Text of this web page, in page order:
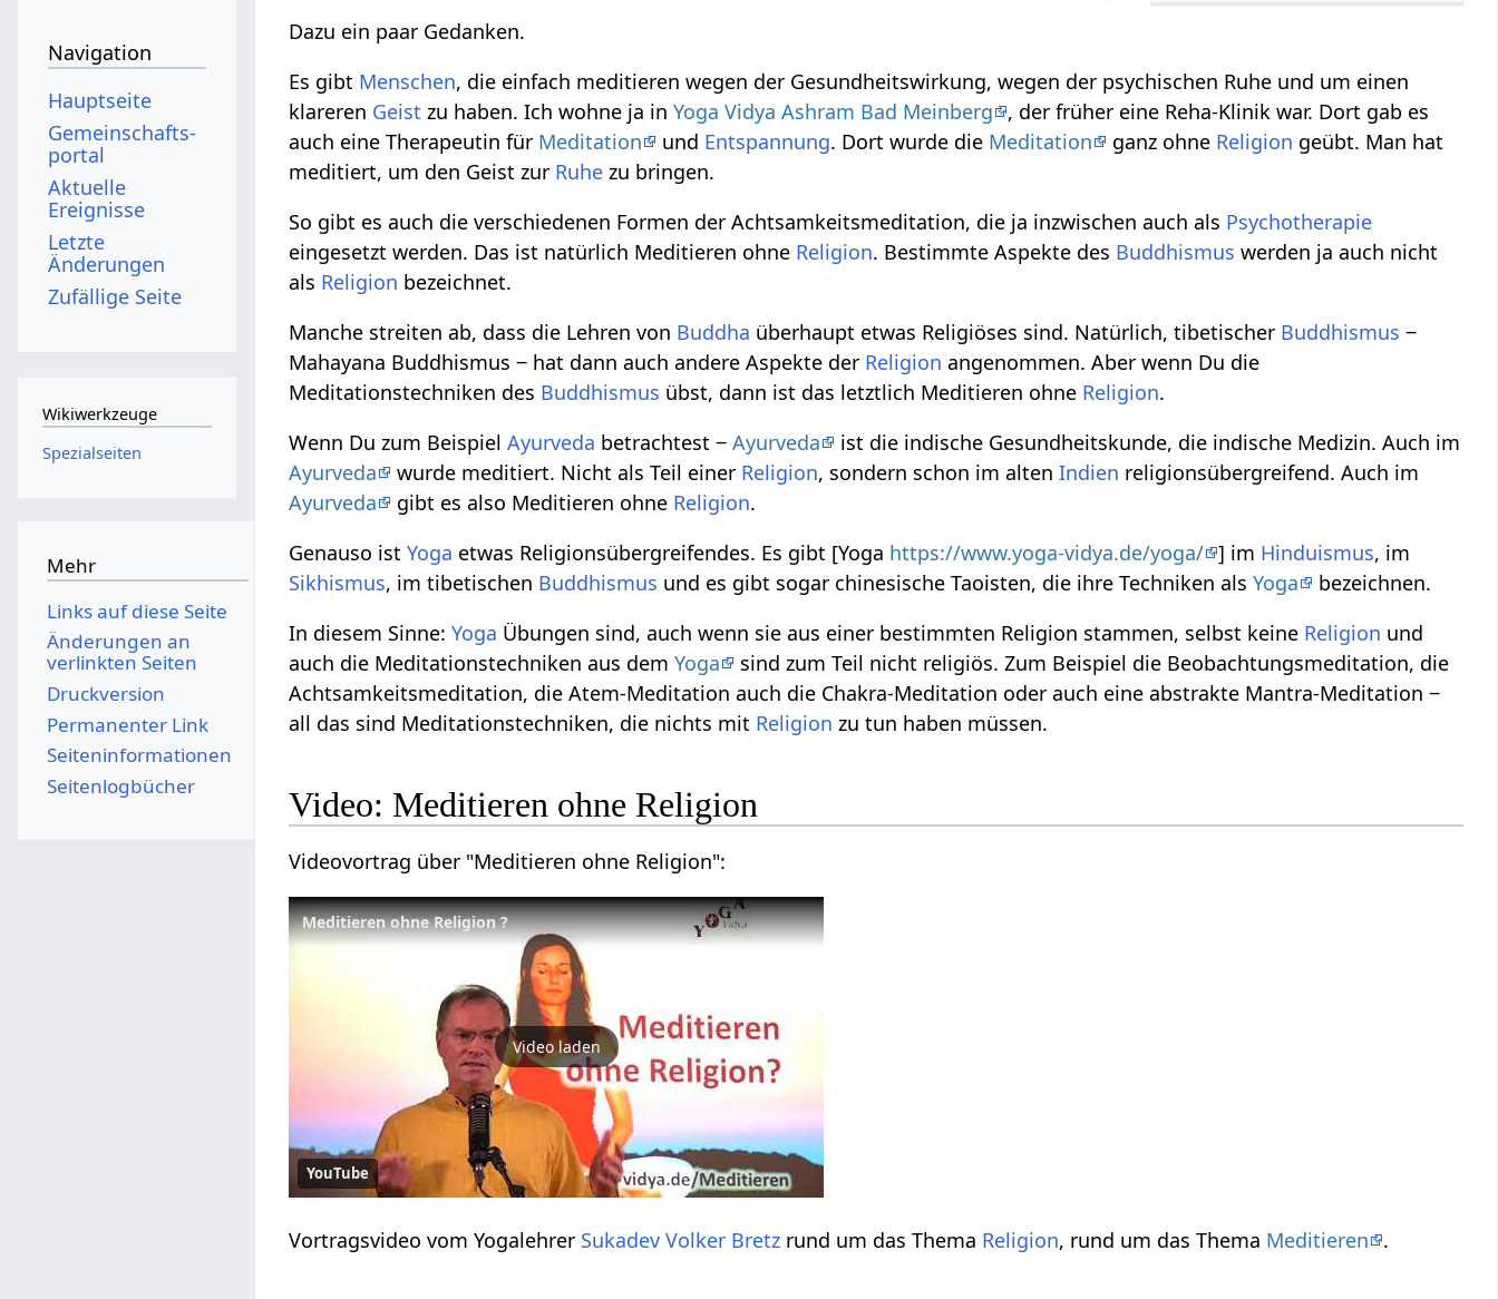
Dazu ein paar Gedanken.
Es gibt Menschen, die einfach meditieren wegen der Gesundheitswirkung, wegen der psychischen Ruhe und um einen
klareren Geist zu haben. Ich wohne ja inYoga Vidya Ashram Bad Meinberg
, der früher eine Reha-Klinik war. Dort gab es
auch eine Therapeutin für Meditation und Entspannung. Dort wurde die Meditation ganz ohne Religion geübt. Man hat
meditiert, um den Geist zur Ruhe zu bringen.
So gibt es auch die verschiedenen Formen der Achtsamkeitsmeditation, die ja inzwischen auch als Psychotherapie
eingesetzt werden. Das ist natürlich Meditieren ohne Religion. Bestimmte Aspekte des Buddhismus werden ja auch nicht
als Religion bezeichnet.
Manche streiten ab, dass die Lehren von Buddha überhaupt etwas Religiöses sind. Natürlich, tibetischer Buddhismus ‒
Mahayana Buddhismus ‒ hat dann auch andere Aspekte der Religion angenommen. Aber wenn Du die
Meditationstechniken des Buddhismus übst, dann ist das letztlich Meditieren ohne Religion.
Wenn Du zum BeispielAyurveda betrachtest ‒Ayurveda
ist die indische Gesundheitskunde, die indische Medizin. Auch im
Ayurveda
wurde meditiert. Nicht als Teil einer Religion, sondern schon im altenIndien religionsübergreifend. Auch im
Ayurveda
gibt es also Meditieren ohne Religion.
Genauso istYoga etwas Religionsübergreifendes. Es gibt [Yoga https://www.yoga-vidya.de/yoga/ ] im Hinduismus, im
Sikhismus, im tibetischen Buddhismus und es gibt sogar chinesische Taoisten, die ihre Techniken alsYoga
bezeichnen.
In diesem Sinne:Yoga Übungen sind, auch wenn sie aus einer bestimmten Religion stammen, selbst keine Religion und
auch die Meditationstechniken aus demYoga
sind zum Teil nicht religiös. Zum Beispiel die Beobachtungsmeditation, die
Achtsamkeitsmeditation, die Atem-Meditation auch die Chakra-Meditation oder auch eine abstrakte Mantra-Meditation ‒
all das sind Meditationstechniken, die nichts mit Religion zu tun haben müssen.
Video: Meditieren ohne Religion
Videovortrag über "Meditieren ohne Religion":
Meditieren ohne Religion ?
Video laden
YouTube
Vortragsvideo vom Yogalehrer Sukadev Volker Bretz rund um das Thema Religion, rund um das Thema Meditieren .
Navigation
Hauptseite
Gemeinschafts­
portal
Aktuelle
Ereignisse
Letzte
Änderungen
Zufällige Seite
Wikiwerkzeuge
Spezialseiten
Mehr
Links auf diese Seite
Änderungen an
verlinkten Seiten
Druckversion
Permanenter Link
Seiten­­informationen
Seitenlogbücher